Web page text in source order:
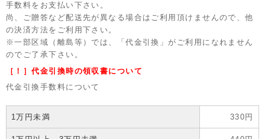
手数料をお支払い下さい。
尚、ご贈答など配送先が異なる場合はご利用頂けませんので、他
の決済方法をご利用下さい。
※一部区域（離島等）では、「代金引換」がご利用になれません
のでご了承下さい。
［！］代金引換時の領収書について
代金引換手数料について
1万円未満 330円